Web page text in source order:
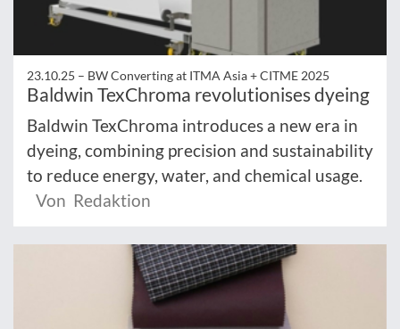
23.10.25 – BW Converting at ITMA Asia + CITME 2025
Baldwin TexChroma revolutionises dyeing
Baldwin TexChroma introduces a new era in
dyeing, combining precision and sustainability
to reduce energy, water, and chemical usage.
Von Redaktion